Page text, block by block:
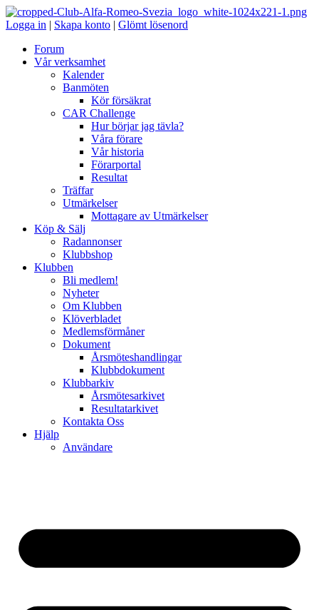
Logga in | Skapa konto | Glömt lösenord
Forum
Vår verksamhet
Kalender
Banmöten
Kör försäkrat
CAR Challenge
Hur börjar jag tävla?
Våra förare
Vår historia
Förarportal
Resultat
Träffar
Utmärkelser
Mottagare av Utmärkelser
Köp & Sälj
Radannonser
Klubbshop
Klubben
Bli medlem!
Nyheter
Om Klubben
Klöverbladet
Medlemsförmåner
Dokument
Årsmöteshandlingar
Klubbdokument
Klubbarkiv
Årsmötesarkivet
Resultatarkivet
Kontakta Oss
Hjälp
Användare